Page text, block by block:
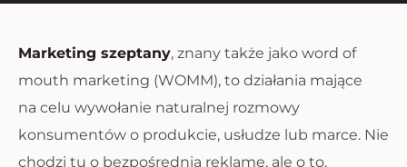
Marketing szeptany, znany także jako word of
mouth marketing (WOMM), to działania mające
na celu wywołanie naturalnej rozmowy
konsumentów o produkcie, usłudze lub marce. Nie
chodzi tu o bezpośrednią reklamę, ale o to,